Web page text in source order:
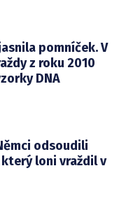
pomníček. V
z roku 2010
DNA
odsoudili
loni vraždil v